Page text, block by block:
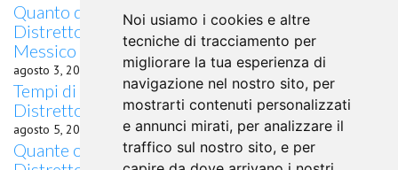
Noi usiamo i cookies e altre
tecniche di tracciamento per
migliorare la tua esperienza di
navigazione nel nostro sito, per
mostrarti contenuti personalizzati
e annunci mirati, per analizzare il
traffico sul nostro sito, e per
Quanto dura il volo da Città del Messico,
Distretto Federale, Giappone per Sapporo,
Messico
agosto 3, 2026
Tempi di percorrenza volo Città del Messico,
Distretto Federale Siviglia
agosto 5, 2026
Quante ore di volo da Città del Messico,